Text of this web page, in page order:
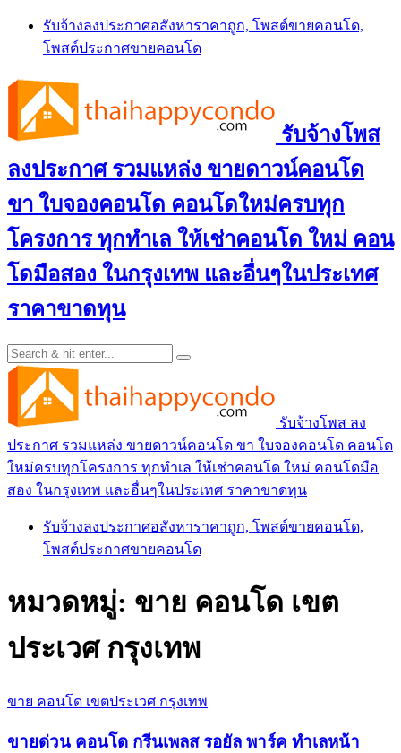
Skip
content
รับจ้างลงประกาศอสังหาราคาถูก, โพสต์ขายคอนโด,
โพสต์ประกาศขายคอนโด
รับจ้างโพส
ลงประกาศ รวมแหล่ง ขายดาวน์คอนโด
ขา ใบจองคอนโด คอนโดใหม่ครบทุก
โครงการ ทุกทำเล ให้เช่าคอนโด ใหม่ คอน
โดมือสอง ในกรุงเทพ และอื่นๆในประเทศ
ราคาขาดทุน
รับจ้างโพส ลง
ประกาศ รวมแหล่ง ขายดาวน์คอนโด ขา ใบจองคอนโด คอนโด
ใหม่ครบทุกโครงการ ทุกทำเล ให้เช่าคอนโด ใหม่ คอนโดมือ
สอง ในกรุงเทพ และอื่นๆในประเทศ ราคาขาดทุน
รับจ้างลงประกาศอสังหาราคาถูก, โพสต์ขายคอนโด,
โพสต์ประกาศขายคอนโด
หมวดหมู่: ขาย คอนโด เขต
ประเวศ กรุงเทพ
ขาย คอนโด เขตประเวศ กรุงเทพ
ขายด่วน คอนโด กรีนเพลส รอยัล พาร์ค ทำเลหน้า